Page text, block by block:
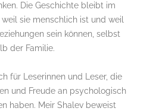
Die Geschichte bleibt im
sie menschlich ist und weil
sein können, selbst
der Familie.
für Leserinnen und Leser, die
und Freude an psychologisch
haben. Meir Shalev beweist